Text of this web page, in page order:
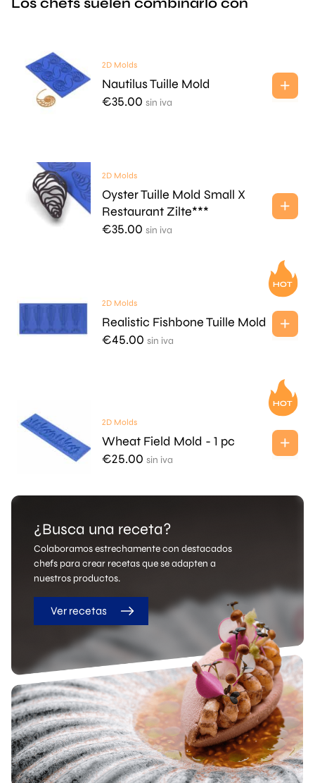
2D Molds
Nautilus Tuille Mold
€35.00 sin iva
2D Molds
Oyster Tuille Mold Small X
Restaurant Zilte***
€35.00 sin iva
2D Molds
Realistic Fishbone Tuille Mold
€45.00 sin iva
2D Molds
Wheat Field Mold - 1 pc
€25.00 sin iva
¿Busca una receta?
Colaboramos estrechamente con destacados
chefs para crear recetas que se adapten a
nuestros productos.
Ver recetas